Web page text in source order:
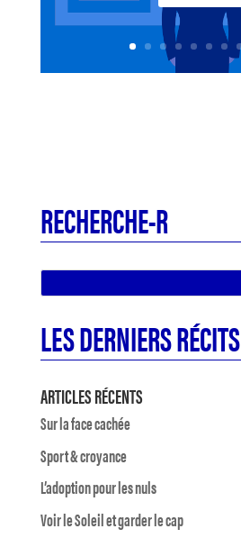
RECHERCHE-R
LES DERNIERS RÉCITS
ARTICLES RÉCENTS
Sur la face cachée
Sport & croyance
L’adoption pour les nuls
Voir le Soleil et garder le cap